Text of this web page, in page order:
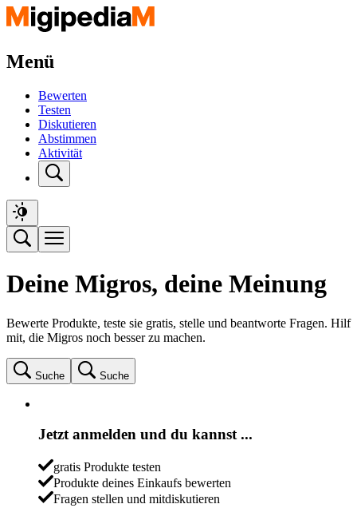
Menü
Bewerten
Testen
Diskutieren
Abstimmen
Aktivität
Deine Migros, deine Meinung
Bewerte Produkte, teste sie gratis, stelle und beantworte Fragen. Hilf
mit, die Migros noch besser zu machen.
Suche Suche
Jetzt anmelden und du kannst ...
gratis Produkte testen
Produkte deines Einkaufs bewerten
Fragen stellen und mitdiskutieren